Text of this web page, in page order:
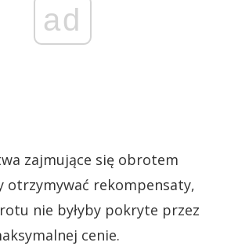
ad
zajmujące się obrotem
otrzymywać rekompensaty,
nie byłyby pokryte przez
cenie.